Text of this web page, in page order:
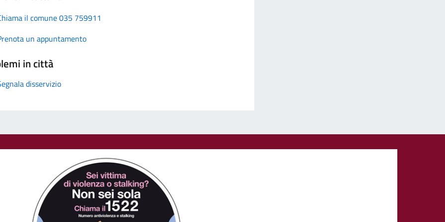
il comune 035 759911
un appuntamento
in città
disservizio